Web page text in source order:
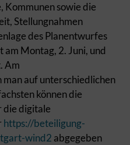
sowie die
Stellungnahmen
des Planentwurfes
Montag, 2. Juni, und
Am
auf unterschiedlichen
können die
die digitale
https://beteiligung-
wind2 abgegeben